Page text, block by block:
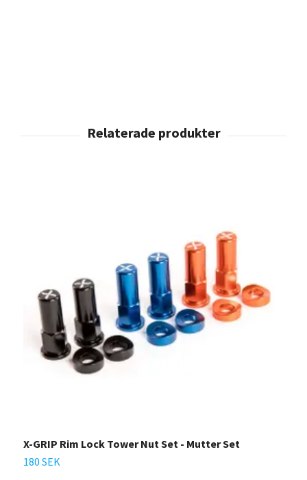
X-GRIP Rim Lock Tower Nut Set - Mutter Set
180 SEK